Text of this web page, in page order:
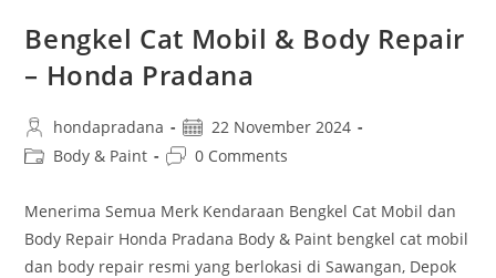
Bengkel Cat Mobil & Body Repair
– Honda Pradana
hondapradana
22 November 2024
Body & Paint
0 Comments
Menerima Semua Merk Kendaraan Bengkel Cat Mobil dan
Body Repair Honda Pradana Body & Paint bengkel cat mobil
dan body repair resmi yang berlokasi di Sawangan, Depok